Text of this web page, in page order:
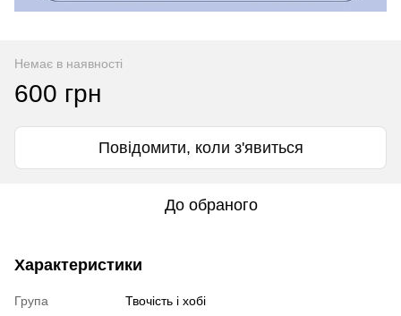
Немає в наявності
600 грн
Повідомити, коли з'явиться
До обраного
Характеристики
Група
Твочість і хобі